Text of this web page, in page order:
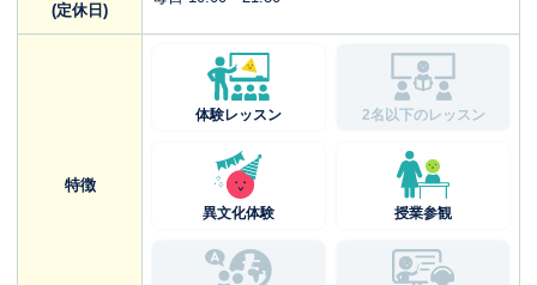
(定休日)
特徴
体験レッスン 2名以下のレッスン
異文化体験 授業参観